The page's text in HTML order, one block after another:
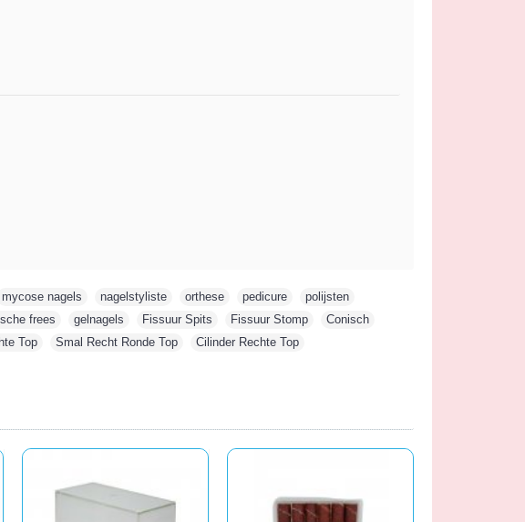
mycose nagels nagelstyliste orthese pedicure polijsten
frees gelnagels Fissuur Spits Fissuur Stomp Conisch
Top Smal Recht Ronde Top Cilinder Rechte Top